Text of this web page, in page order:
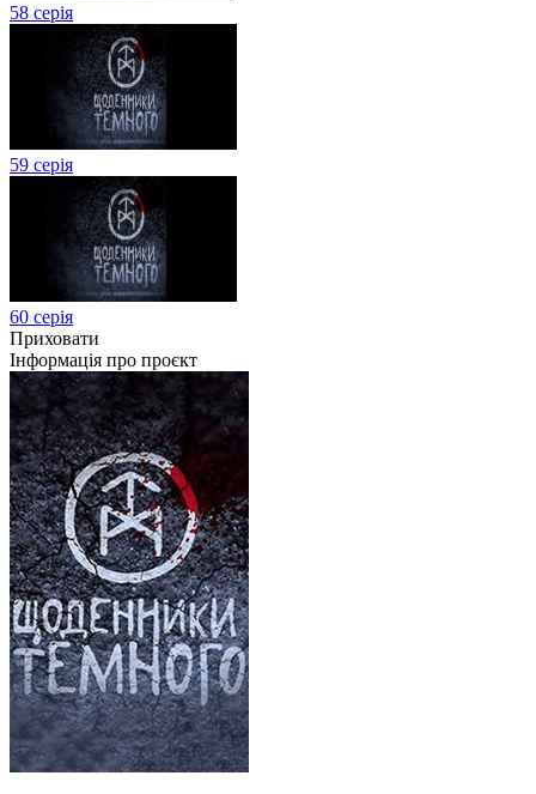
58 серія
59 серія
60 серія
Приховати
Інформація про проєкт